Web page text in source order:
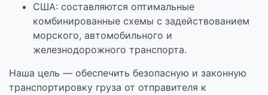
США: составляются оптимальные
комбинированные схемы с задействованием
морского, автомобильного и
железнодорожного транспорта.
Наша цель — обеспечить безопасную и законную
транспортировку груза от отправителя к